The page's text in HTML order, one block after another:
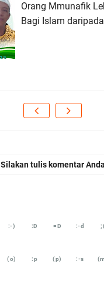
Orang Mmunafik
Bagi Islam
Silakan tulis komentar Anda
:-) :D =D :-d ;(
(o) :p (p) :-s